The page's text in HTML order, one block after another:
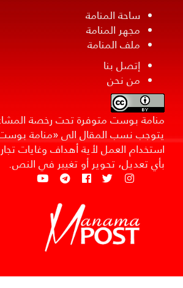
ساحة المنامة
مجهر المنامة
ملف المنامة
إتصل بنا
من نحن
يتوجب نسب المقال الى «منامة بوست» -
استخدام العمل لأية أهداف وغايات تجارية
بأي تعديل، تحوير أو تغيير في النص.